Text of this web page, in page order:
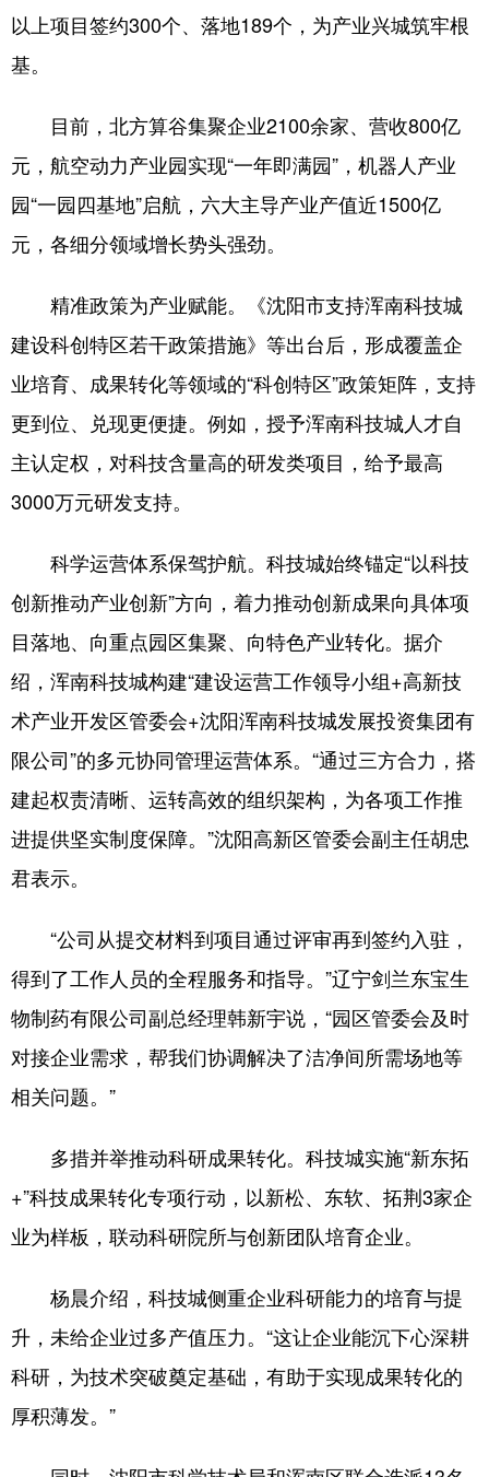
以上项目签约300个、落地189个，为产业兴城筑牢根
基。
目前，北方算谷集聚企业2100余家、营收800亿
元，航空动力产业园实现“一年即满园”，机器人产业
园“一园四基地”启航，六大主导产业产值近1500亿
元，各细分领域增长势头强劲。
精准政策为产业赋能。《沈阳市支持浑南科技城
建设科创特区若干政策措施》等出台后，形成覆盖企
业培育、成果转化等领域的“科创特区”政策矩阵，支持
更到位、兑现更便捷。例如，授予浑南科技城人才自
主认定权，对科技含量高的研发类项目，给予最高
3000万元研发支持。
科学运营体系保驾护航。科技城始终锚定“以科技
创新推动产业创新”方向，着力推动创新成果向具体项
目落地、向重点园区集聚、向特色产业转化。据介
绍，浑南科技城构建“建设运营工作领导小组+高新技
术产业开发区管委会+沈阳浑南科技城发展投资集团有
限公司”的多元协同管理运营体系。“通过三方合力，搭
建起权责清晰、运转高效的组织架构，为各项工作推
进提供坚实制度保障。”沈阳高新区管委会副主任胡忠
君表示。
“公司从提交材料到项目通过评审再到签约入驻，
得到了工作人员的全程服务和指导。”辽宁剑兰东宝生
物制药有限公司副总经理韩新宇说，“园区管委会及时
对接企业需求，帮我们协调解决了洁净间所需场地等
相关问题。”
多措并举推动科研成果转化。科技城实施“新东拓
+”科技成果转化专项行动，以新松、东软、拓荆3家企
业为样板，联动科研院所与创新团队培育企业。
杨晨介绍，科技城侧重企业科研能力的培育与提
升，未给企业过多产值压力。“这让企业能沉下心深耕
科研，为技术突破奠定基础，有助于实现成果转化的
厚积薄发。”